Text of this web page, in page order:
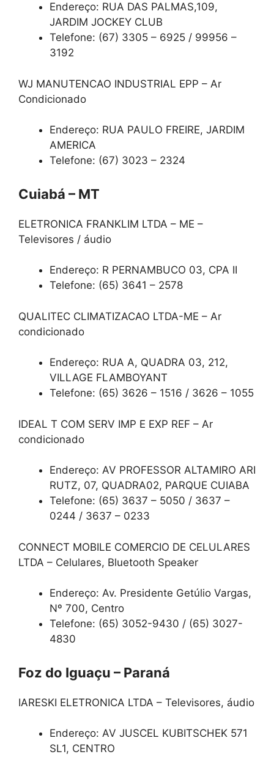
Endereço: RUA DAS PALMAS,109,
JARDIM JOCKEY CLUB
Telefone: (67) 3305 – 6925 / 99956 –
3192
WJ MANUTENCAO INDUSTRIAL EPP – Ar
Condicionado
Endereço: RUA PAULO FREIRE, JARDIM
AMERICA
Telefone: (67) 3023 – 2324
Cuiabá – MT
ELETRONICA FRANKLIM LTDA – ME –
Televisores / áudio
Endereço: R PERNAMBUCO 03, CPA II
Telefone: (65) 3641 – 2578
QUALITEC CLIMATIZACAO LTDA-ME – Ar
condicionado
Endereço: RUA A, QUADRA 03, 212,
VILLAGE FLAMBOYANT
Telefone: (65) 3626 – 1516 / 3626 – 1055
IDEAL T COM SERV IMP E EXP REF – Ar
condicionado
Endereço: AV PROFESSOR ALTAMIRO ARI
RUTZ, 07, QUADRA02, PARQUE CUIABA
Telefone: (65) 3637 – 5050 / 3637 –
0244 / 3637 – 0233
CONNECT MOBILE COMERCIO DE CELULARES
LTDA – Celulares, Bluetooth Speaker
Endereço: Av. Presidente Getúlio Vargas,
Nº 700, Centro
Telefone: (65) 3052-9430 / (65) 3027-
4830
Foz do Iguaçu – Paraná
IARESKI ELETRONICA LTDA – Televisores, áudio
Endereço: AV JUSCEL KUBITSCHEK 571
SL1, CENTRO